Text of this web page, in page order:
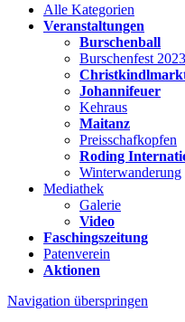
Alle Kategorien
Veranstaltungen
Burschenball
Burschenfest 2023
Johannifeuer
Kehraus
Maitanz
Preisschafkopfen
Roding
Winterwanderung
Mediathek
Galerie
Video
Faschingszeitung
Patenverein
Aktionen
Navigation überspringen